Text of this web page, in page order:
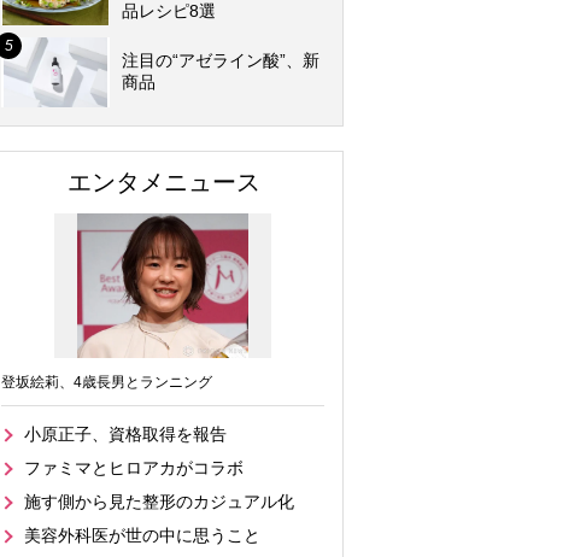
品レシピ8選
注目の“アゼライン酸”、新
商品
エンタメニュース
登坂絵莉、4歳長男とランニング
小原正子、資格取得を報告
ファミマとヒロアカがコラボ
施す側から見た整形のカジュアル化
美容外科医が世の中に思うこと